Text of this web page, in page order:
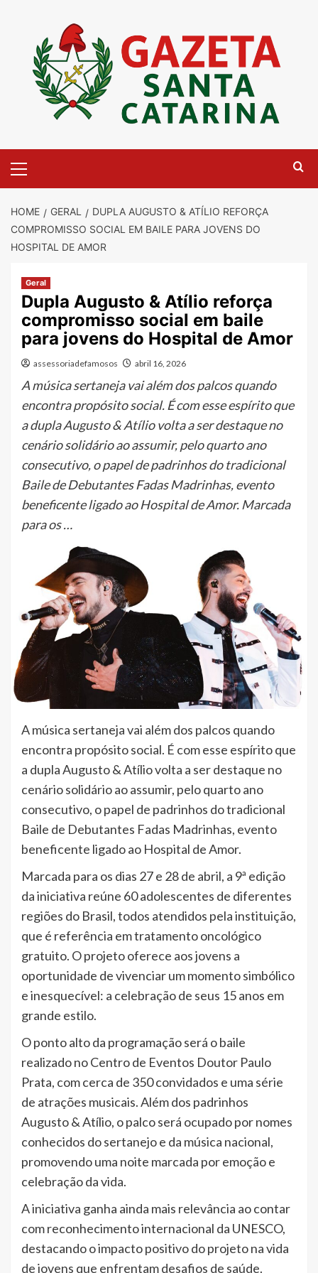
content
Menu
HOME GERAL
DUPLA AUGUSTO & ATÍLIO REFORÇA
COMPROMISSO SOCIAL EM BAILE PARA JOVENS DO
HOSPITAL DE AMOR
Geral
Dupla Augusto & Atílio reforça
compromisso social em baile
para jovens do Hospital de Amor
assessoriadefamosos abril 16, 2026
A música sertaneja vai além dos palcos quando
encontra propósito social. É com esse espírito que
a dupla Augusto & Atílio volta a ser destaque no
cenário solidário ao assumir, pelo quarto ano
consecutivo, o papel de padrinhos do tradicional
Baile de Debutantes Fadas Madrinhas, evento
beneficente ligado ao Hospital de Amor. Marcada
para os …
A música sertaneja vai além dos palcos quando
encontra propósito social. É com esse espírito que
a dupla Augusto & Atílio volta a ser destaque no
cenário solidário ao assumir, pelo quarto ano
consecutivo, o papel de padrinhos do tradicional
Baile de Debutantes Fadas Madrinhas, evento
beneficente ligado ao Hospital de Amor.
Marcada para os dias 27 e 28 de abril, a 9ª edição
da iniciativa reúne 60 adolescentes de diferentes
regiões do Brasil, todos atendidos pela instituição,
que é referência em tratamento oncológico
gratuito. O projeto oferece aos jovens a
oportunidade de vivenciar um momento simbólico
e inesquecível: a celebração de seus 15 anos em
grande estilo.
O ponto alto da programação será o baile
realizado no Centro de Eventos Doutor Paulo
Prata, com cerca de 350 convidados e uma série
de atrações musicais. Além dos padrinhos
Augusto & Atílio, o palco será ocupado por nomes
conhecidos do sertanejo e da música nacional,
promovendo uma noite marcada por emoção e
celebração da vida.
A iniciativa ganha ainda mais relevância ao contar
com reconhecimento internacional da UNESCO,
destacando o impacto positivo do projeto na vida
de jovens que enfrentam desafios de saúde.